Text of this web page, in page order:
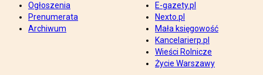
Ogłoszenia
Prenumerata
Archiwum
E-gazety.pl
Nexto.pl
Mała księgowość
Kancelarierp.pl
Wieści Rolnicze
Życie Warszawy